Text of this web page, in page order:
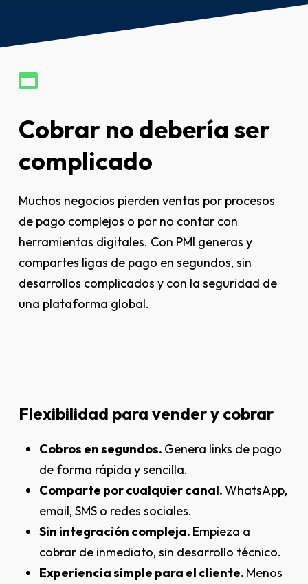
Cobrar no debería ser
complicado
Muchos negocios pierden ventas por procesos
de pago complejos o por no contar con
herramientas digitales. Con PMI generas y
compartes ligas de pago en segundos, sin
desarrollos complicados y con la seguridad de
una plataforma global.
Flexibilidad para vendery cobrar
Cobros en segundos. Genera links de pago
de forma rápida y sencilla.
Comparte por cualquier canal.WhatsApp,
email, SMS o redes sociales.
Sin integración compleja. Empieza a
cobrar de inmediato, sin desarrollo técnico.
Experiencia simple para el cliente. Menos